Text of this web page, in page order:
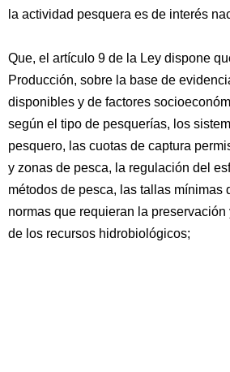
la actividad pesquera es de interés
Que, el artículo 9 de la Ley dispone
Producción, sobre la base de
disponibles y de factores
según el tipo de pesquerías, los
pesquero, las cuotas de captura
y zonas de pesca, la regulación del
métodos de pesca, las tallas mínimas
normas que requieran la preservación
de los recursos hidrobiológicos;